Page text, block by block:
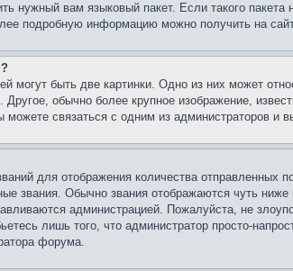
нужный вам языковый пакет. Если такого
подробную информацию можно получить на
могут быть две картинки. Одно из них может
обычно более крупное изображение,
связаться с одним из администраторов и
для отображения количества
звания. Обычно звания отображаются чуть
администрацией. Пожалуйста, не
лишь того, что администратор просто-
форума.